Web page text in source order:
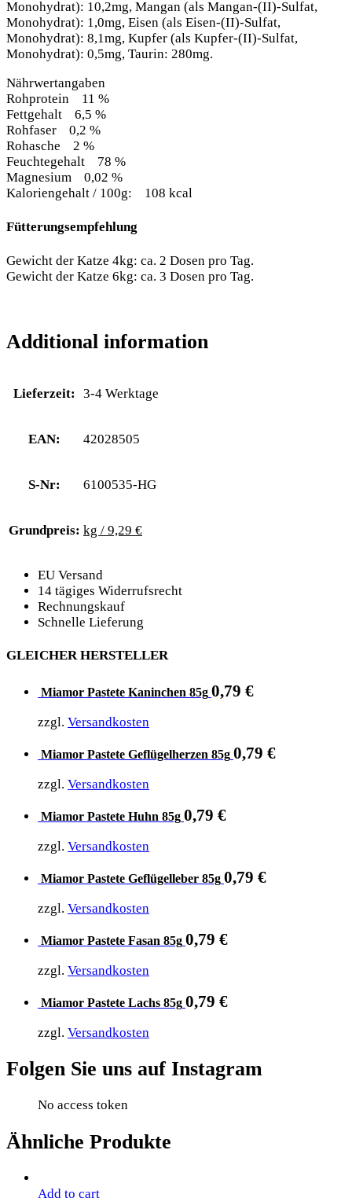
Monohydrat): 10,2mg, Mangan (als Mangan-(II)-Sulfat,
Monohydrat): 1,0mg, Eisen (als Eisen-(II)-Sulfat,
Monohydrat): 8,1mg, Kupfer (als Kupfer-(II)-Sulfat,
Monohydrat): 0,5mg, Taurin: 280mg.
Nährwertangaben
Rohprotein 11 %
Fettgehalt 6,5 %
Rohfaser 0,2 %
Rohasche 2 %
Feuchtegehalt 78 %
Magnesium 0,02 %
Kaloriengehalt / 100g: 108 kcal
Fütterungsempfehlung
Gewicht der Katze 4kg: ca. 2 Dosen pro Tag.
Gewicht der Katze 6kg: ca. 3 Dosen pro Tag.
Additional information
Lieferzeit: 3-4 Werktage
EAN: 42028505
S-Nr: 6100535-HG
Grundpreis: kg / 9,29 €
EU Versand
14 tägiges Widerrufsrecht
Rechnungskauf
Schnelle Lieferung
GLEICHER HERSTELLER
Miamor Pastete Kaninchen 85g 0,79 €
zzgl. Versandkosten
Miamor Pastete Geflügelherzen 85g 0,79 €
zzgl. Versandkosten
Miamor Pastete Huhn 85g 0,79 €
zzgl. Versandkosten
Miamor Pastete Geflügelleber 85g 0,79 €
zzgl. Versandkosten
Miamor Pastete Fasan 85g 0,79 €
zzgl. Versandkosten
Miamor Pastete Lachs 85g 0,79 €
zzgl. Versandkosten
Folgen Sie uns auf Instagram
No access token
Ähnliche Produkte
Add to cart